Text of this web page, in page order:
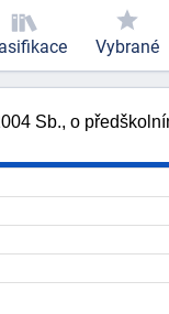
Sb., o
Vybrané